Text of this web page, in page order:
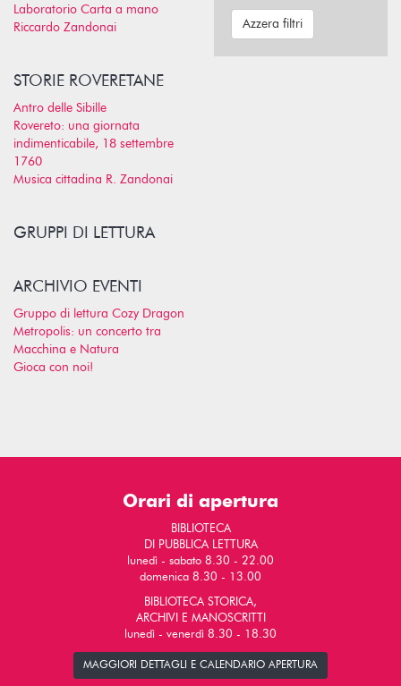
Laboratorio Carta a mano
Riccardo Zandonai
STORIE ROVERETANE
Antro delle Sibille
Rovereto: una giornata
indimenticabile, 18 settembre
1760
Musica cittadina R. Zandonai
GRUPPI DI LETTURA
ARCHIVIO EVENTI
Gruppo di lettura Cozy Dragon
Metropolis: un concerto tra
Macchina e Natura
Gioca con noi!
Azzera filtri
Orari di apertura
BIBLIOTECA
DI PUBBLICA LETTURA
lunedì - sabato 8.30 - 22.00
domenica 8.30 - 13.00
BIBLIOTECA STORICA,
ARCHIVI E MANOSCRITTI
lunedì - venerdì 8.30 - 18.30
MAGGIORI DETTAGLI E CALENDARIO APERTURA